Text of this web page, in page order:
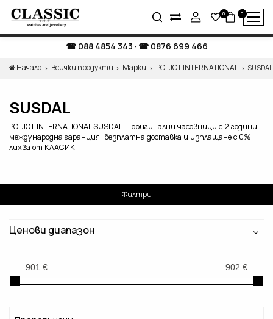
0 0
088 4854 343 · 0876 699 466
Начало Всички продукти Марки POLJOT INTERNATIONAL SUSDAL
SUSDAL
POLJOT INTERNATIONAL SUSDAL — оригинални часовници с 2 години
международна гаранция, безплатна доставка и изплащане с 0%
лихва от КЛАСИК.
Филтри
Ценови диапазон